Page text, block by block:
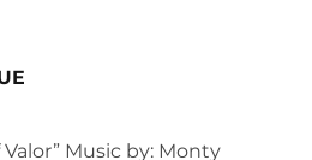
Valor” Music by: Monty